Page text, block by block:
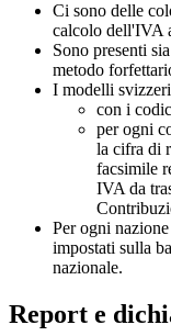
Ci sono delle
calcolo dell'IVA
Sono presenti
metodo
I modelli
con i
per ogni
la cifra di
facsimile
IVA da
Per ogni
impostati sulla
nazionale.
Report e